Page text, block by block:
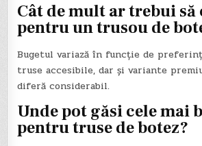
Cât de mult ar trebui
pentru un trusou de
Bugetul variază în funcție de
truse accesibile, dar și variante
diferă considerabil.
Unde pot găsi cele mai
pentru truse de botez?